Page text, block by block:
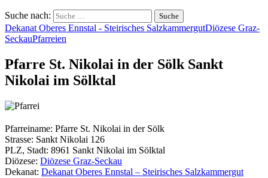
Suche nach:
Dekanat Oberes Ennstal - Steirisches SalzkammergutDiözese Graz-
SeckauPfarreien
Pfarre St. Nikolai in der Sölk Sankt
Nikolai im Sölktal
Pfarreiname: Pfarre St. Nikolai in der Sölk
Strasse: Sankt Nikolai 126
PLZ, Stadt: 8961 Sankt Nikolai im Sölktal
Diözese: Diözese Graz-Seckau
Dekanat: Dekanat Oberes Ennstal – Steirisches Salzkammergut